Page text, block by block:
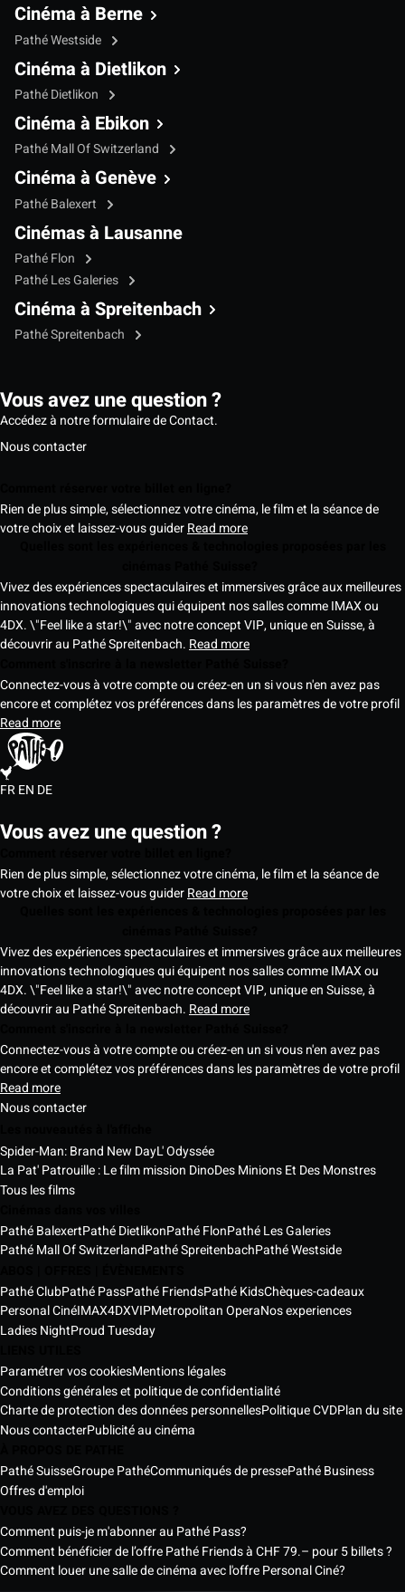
Cinéma à Berne
Pathé Westside
Cinéma à Dietlikon
Pathé Dietlikon
Cinéma à Ebikon
Pathé Mall Of Switzerland
Cinéma à Genève
Pathé Balexert
Cinémas à Lausanne
Pathé Flon
Pathé Les Galeries
Cinéma à Spreitenbach
Pathé Spreitenbach
Vous avez une question ?
Accédez à notre formulaire de Contact.
Nous contacter
Rien de plus simple, sélectionnez votre cinéma, le film et la séance de
votre choix et laissez-vous guiderRead more
Vivez des expériences spectaculaires et immersives grâce aux meilleures
innovations technologiques qui équipent nos salles comme IMAX ou
4DX. \"Feel like a star!\" avec notre concept VIP, unique en Suisse, à
découvrir au Pathé Spreitenbach. Read more
Connectez-vous à votre compte ou créez-en un si vous n'en avez pas
encore et complétez vos préférences dans les paramètres de votre profil
Read more
FREN DE
Vous avez une question ?
Rien de plus simple, sélectionnez votre cinéma, le film et la séance de
votre choix et laissez-vous guiderRead more
Vivez des expériences spectaculaires et immersives grâce aux meilleures
innovations technologiques qui équipent nos salles comme IMAX ou
4DX. \"Feel like a star!\" avec notre concept VIP, unique en Suisse, à
découvrir au Pathé Spreitenbach. Read more
Connectez-vous à votre compte ou créez-en un si vous n'en avez pas
encore et complétez vos préférences dans les paramètres de votre profil
Read more
Nous contacter
Spider-Man: Brand New DayL' Odyssée
La Pat' Patrouille : Le film mission DinoDes Minions Et Des Monstres
Tous les films
Pathé BalexertPathé DietlikonPathé FlonPathé Les Galeries
Pathé Mall Of SwitzerlandPathé SpreitenbachPathé Westside
Pathé ClubPathé PassPathé FriendsPathé KidsChèques-cadeaux
Personal CinéIMAX4DXVIPMetropolitan OperaNos experiences
Ladies NightProud Tuesday
Paramétrer vos cookiesMentions légales
Conditions générales et politique de confidentialité
Charte de protection des données personnellesPolitique CVDPlan du site
Nous contacterPublicité au cinéma
Pathé SuisseGroupe PathéCommuniqués de pressePathé Business
Offres d'emploi
Comment puis-je m'abonner au Pathé Pass?
Comment bénéficier de l’offre Pathé Friends à CHF 79.– pour 5 billets ?
Comment louer une salle de cinéma avec l'offre Personal Ciné?